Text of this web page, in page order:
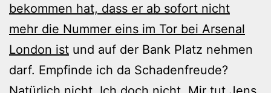
bekommen hat, dass er ab sofort nicht
mehr die Nummer eins im Tor bei Arsenal
London ist und auf der Bank Platz nehmen
darf. Empfinde ich da Schadenfreude?